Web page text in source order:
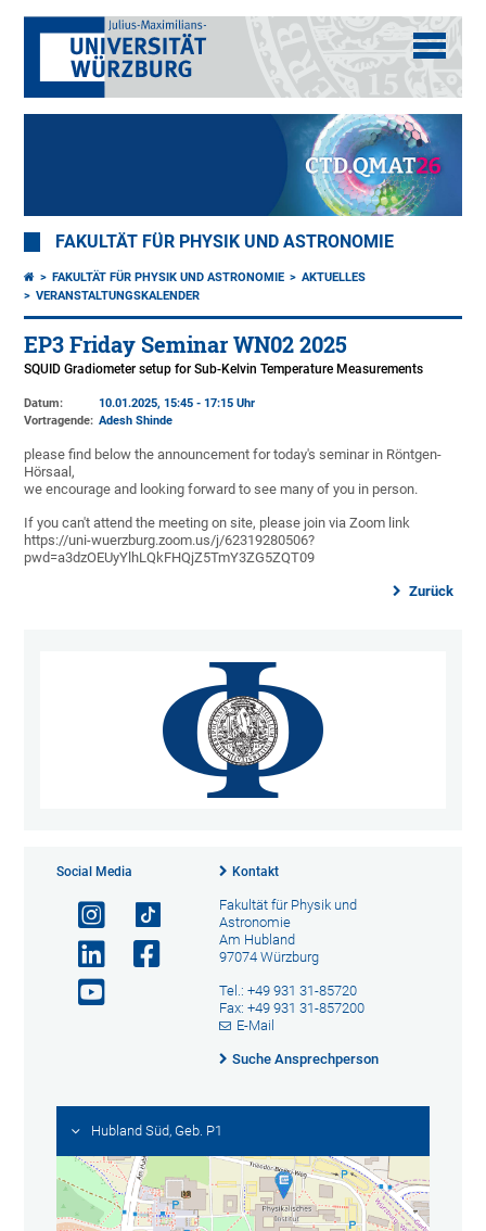
FAKULTÄT FÜR PHYSIK UND ASTRONOMIE
FAKULTÄT FÜR PHYSIK UND ASTRONOMIE
AKTUELLES
VERANSTALTUNGSKALENDER
EP3 Friday Seminar WN02 2025
SQUID Gradiometer setup for Sub-Kelvin Temperature Measurements
Datum:
10.01.2025, 15:45 - 17:15 Uhr
Vortragende: Adesh Shinde
please find below the announcement for today's seminar in Röntgen-
Hörsaal,
we encourage and looking forward to see many of you in person.
If you can't attend the meeting on site, please join via Zoom link
https://uni-wuerzburg.zoom.us/j/62319280506?
pwd=a3dzOEUyYlhLQkFHQjZ5TmY3ZG5ZQT09
Zurück
Social Media Kontakt
Fakultät für Physik und
Astronomie
Am Hubland
97074 Würzburg
Tel.: +49 931 31-85720
Fax: +49 931 31-857200
E-Mail
Suche Ansprechperson
Hubland Süd, Geb. P1